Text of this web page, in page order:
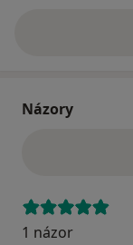
Názory
1 názor